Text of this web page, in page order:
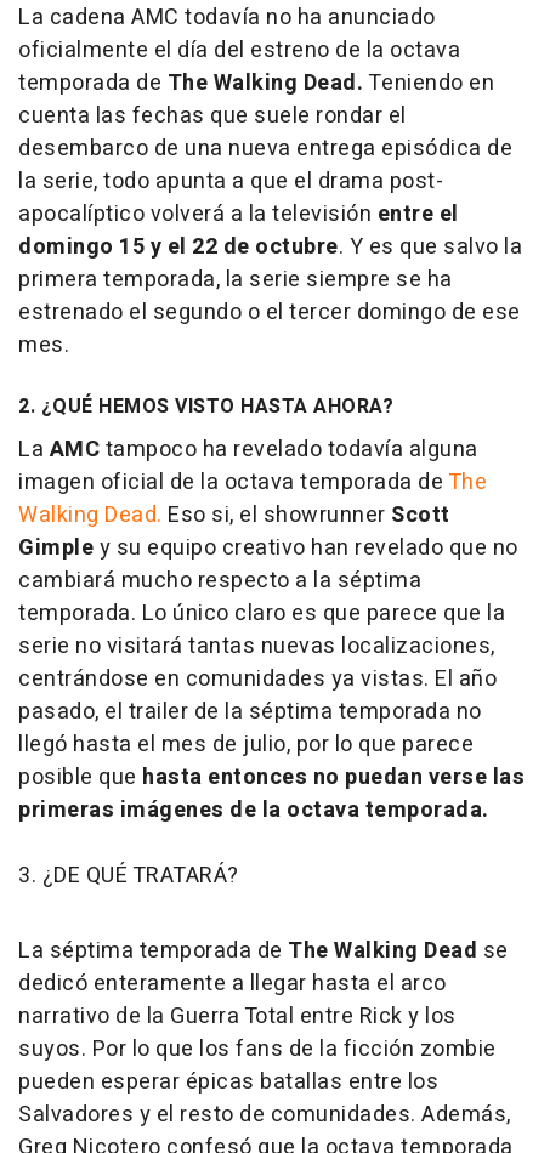
La cadena AMC todavía no ha anunciado
oficialmente el día del estreno de la octava
temporada de The Walking Dead. Teniendo en
cuenta las fechas que suele rondar el
desembarco de una nueva entrega episódica de
la serie, todo apunta a que el drama post-
apocalíptico volverá a la televisión entre el
domingo 15 y el 22 de octubre. Y es que salvo la
primera temporada, la serie siempre se ha
estrenado el segundo o el tercer domingo de ese
mes.
2. ¿QUÉ HEMOS VISTO HASTA AHORA?
La AMCtampoco ha revelado todavía alguna
imagen oficial de la octava temporada de The
Walking Dead. Eso si, el showrunner Scott
Gimpley su equipo creativo han revelado que no
cambiará mucho respecto a la séptima
temporada. Lo único claro es que parece que la
serie no visitará tantas nuevas localizaciones,
centrándose en comunidades ya vistas. El año
pasado, el trailer de la séptima temporada no
llegó hasta el mes de julio, por lo que parece
posible que hasta entonces no puedan verse las
primeras imágenes de la octava temporada.
3. ¿DE QUÉ TRATARÁ?
La séptima temporada de The Walking Dead se
dedicó enteramente a llegar hasta el arco
narrativo de la Guerra Total entre Rick y los
suyos. Por lo que los fans de la ficción zombie
pueden esperar épicas batallas entre los
Salvadores y el resto de comunidades. Además,